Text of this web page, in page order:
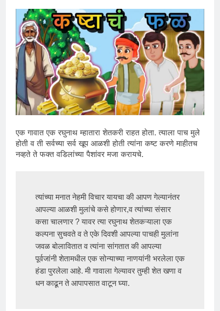
एक गावात एक रघुनाथ म्हातारा शेतकरी राहत होता. त्याला पाच मुले
होती व ती सर्वच्या सर्व खूप आळशी होती त्यांना कष्ट करणे माहीतच
नव्हते ते फक्त वडिलांच्या पैशांवर मजा करायचे.
त्यांच्या मनात नेहमी विचार यायचा की आपण गेल्यानंतर
आपल्या आळशी मुलांचे कसे होणार,व त्यांच्या संसार
कसा चालणार ? यावर त्या रघुनाथ शेतकऱ्याला एक
कल्पना सुचवते व ते एके दिवशी आपल्या पाचही मुलांना
जवळ बोलावितात व त्यांना सांगतात की आपल्या
पूर्वजांनी शेतामधील एक सोन्याच्या नाणयांनी भरलेला एक
हंडा पुरलेला आहे. मी गावाला गेल्यावर तुम्ही शेत खणा व
धन काढून ते आपापसात वाटून घ्या.